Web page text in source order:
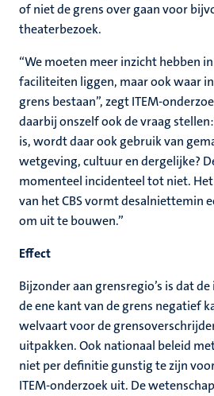
of niet de grens over gaan voor
theaterbezoek.
“We moeten meer inzicht hebben
faciliteiten liggen, maar ook waar
grens bestaan”, zegt ITEM-
daarbij onszelf ook de vraag
is, wordt daar ook gebruik van
wetgeving, cultuur en dergelijke?
momenteel incidenteel tot niet.
van het CBS vormt desalniettemin
om uit te bouwen.”
Effect
Bijzonder aan grensregio’s is dat
de ene kant van de grens negatief
welvaart voor de
uitpakken. Ook nationaal beleid
niet per definitie gunstig te zijn
ITEM-onderzoek uit. De